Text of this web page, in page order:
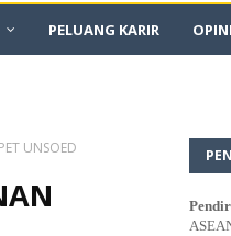
PELUANG KARIR OPINI
UNSOED